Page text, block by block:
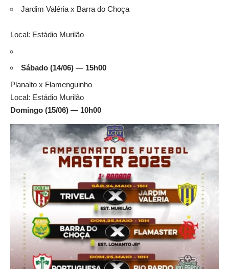
Jardim Valéria x Barra do Choça
Local: Estádio Murilão
Sábado (14/06) — 15h00
Planalto x Flamenguinho
Local: Estádio Murilão
Domingo (15/06) — 10h00